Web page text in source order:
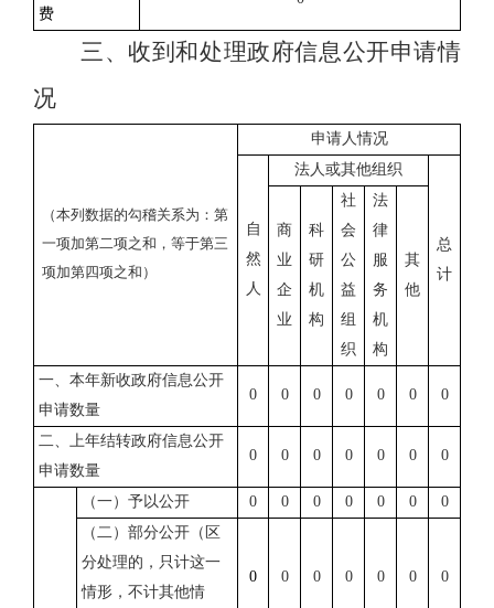
费
三、收到和处理政府信息公开申请情
况
（本列数据的勾稽关系为：第
一项加第二项之和，等于第三
项加第四项之和）
申请人情况
自
然
人
法人或其他组织
总
计
商
业
企
业
科
研
机
构
社
会
公
益
组
织
法
律
服
务
机
构
其
他
一、本年新收政府信息公开
申请数量
0 0 0 0 0 0 0
二、上年结转政府信息公开
申请数量
0 0 0 0 0 0 0
（一）予以公开 0 0 0 0 0 0
0
（二）部分公开（区
分处理的，只计这一
情形，不计其他情
0 0 0 0 0 0 0